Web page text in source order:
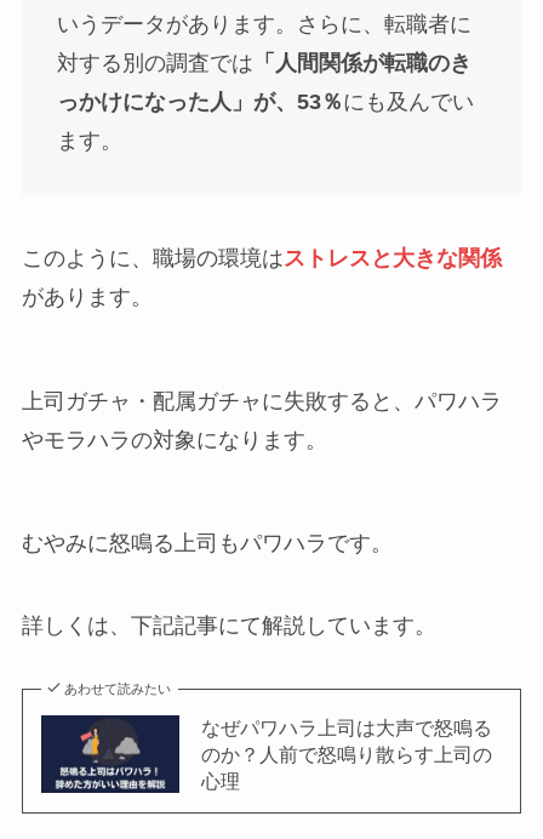
いうデータがあります。さらに、転職者に
対する別の調査では 「人間関係が転職のき
っかけになった人」が、53％にも及んでい
ます。
このように、職場の環境はストレスと大きな関係
があります。
上司ガチャ・配属ガチャに失敗すると、パワハラ
やモラハラの対象になります。
むやみに怒鳴る上司もパワハラです。
詳しくは、下記記事にて解説しています。
あわせて読みたい
なぜパワハラ上司は大声で怒鳴る
のか？人前で怒鳴り散らす上司の
心理